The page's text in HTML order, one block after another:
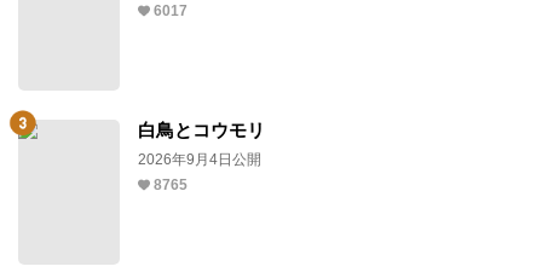
6017
白鳥とコウモリ
2026年9月4日公開
8765